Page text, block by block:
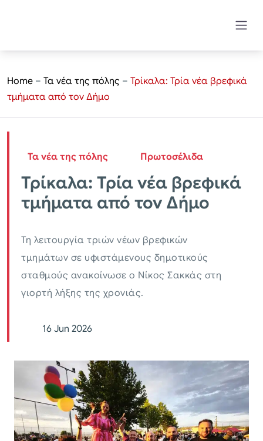
Home – Τα νέα της πόλης – Τρίκαλα: Τρία νέα βρεφικά
τμήματα από τον Δήμο
Τα νέα της πόλης Πρωτοσέλιδα
Τρίκαλα: Τρία νέα βρεφικά
τμήματα από τον Δήμο
Τη λειτουργία τριών νέων βρεφικών
τμημάτων σε υφιστάμενους δημοτικούς
σταθμούς ανακοίνωσε ο Νίκος Σακκάς στη
γιορτή λήξης της χρονιάς.
16 Jun 2026